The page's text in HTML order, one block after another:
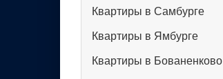
Квартиры в Самбурге
Квартиры в Ямбурге
Квартиры в Бованенково